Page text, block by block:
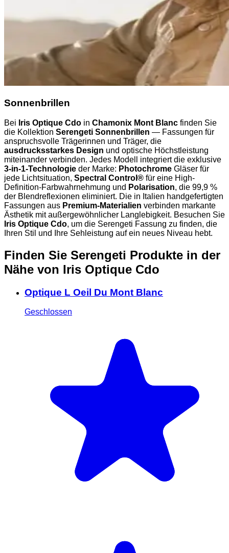
Sonnenbrillen
Bei Iris Optique Cdo in Chamonix Mont Blanc finden Sie
die Kollektion Serengeti Sonnenbrillen — Fassungen für
anspruchsvolle Trägerinnen und Träger, die
ausdrucksstarkes Design und optische Höchstleistung
miteinander verbinden. Jedes Modell integriert die exklusive
3-in-1-Technologie der Marke: Photochrome Gläser für
jede Lichtsituation, Spectral Control® für eine High-
Definition-Farbwahrnehmung und Polarisation, die 99,9 %
der Blendreflexionen eliminiert. Die in Italien handgefertigten
Fassungen aus Premium-Materialien verbinden markante
Ästhetik mit außergewöhnlicher Langlebigkeit. Besuchen Sie
Iris Optique Cdo, um die Serengeti Fassung zu finden, die
Ihren Stil und Ihre Sehleistung auf ein neues Niveau hebt.
Finden Sie Serengeti Produkte in der
Nähe von Iris Optique Cdo
Optique L Oeil Du Mont Blanc
Geschlossen